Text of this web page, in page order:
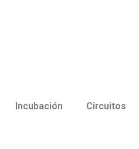
Incubación Circuitos